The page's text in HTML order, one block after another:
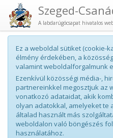
A labdarúgócsapat hivatalos
Ez a weboldal sütiket (cookie-
élmény érdekében, a
valamint weboldalforgalmunk
Ezenkívül közösségi média-,
partnereinkkel megosztjuk az
vonatkozó adataidat, akik
olyan adatokkal, amelyeket te
általad használt más
weboldalon való böngészés
használatához.